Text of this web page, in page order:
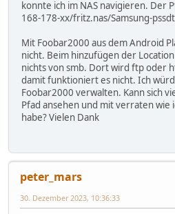
konnte ich im NAS navigieren. Der
168-178-xx/fritz.nas/Samsung-
Mit Foobar2000 aus dem Android
nicht. Beim hinzufügen der
nichts von smb. Dort wird ftp oder
damit funktioniert es nicht. Ich
Foobar2000 verwalten. Kann sich
Pfad ansehen und mit verraten wie
habe? Vielen Dank
peter_mars
30. Dezember 2023, 10:36:33